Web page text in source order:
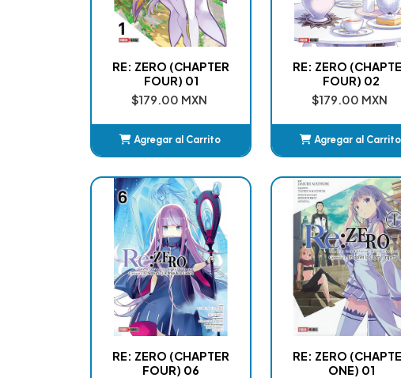
RE: ZERO (CHAPTER
FOUR) 01
$179.00 MXN
Agregar al Carrito
RE: ZERO
FOUR) 02
$179.00 MXN
Agregar al Carrito
RE: ZERO (CHAPTER
FOUR) 06
RE: ZERO
ONE) 01